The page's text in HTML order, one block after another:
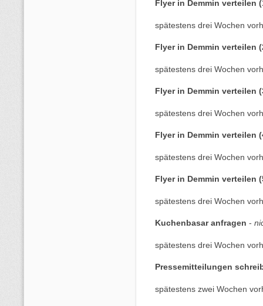
Flyer in Demmin verteilen
spätestens drei Wochen
Flyer in Demmin verteilen
spätestens drei Wochen
Flyer in Demmin verteilen
spätestens drei Wochen
Flyer in Demmin verteilen
spätestens drei Wochen
Flyer in Demmin verteilen
spätestens drei Wochen
Kuchenbasar anfragen -
spätestens drei Wochen
Pressemitteilungen
spätestens zwei Wochen